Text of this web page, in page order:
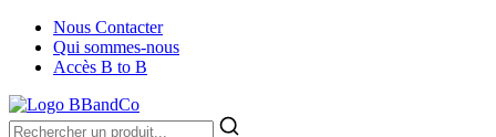
Nous Contacter
Qui sommes-nous
Accès B to B